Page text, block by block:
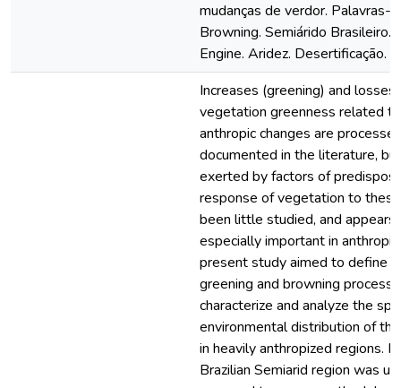
mudanças de verdor. Palavras-
Browning. Semiárido Brasileiro.
Engine. Aridez. Desertificação.
Increases (greening) and
vegetation greenness related
anthropic changes are
documented in the literature,
exerted by factors of
response of vegetation to
been little studied, and appears
especially important in
present study aimed to define
greening and browning
characterize and analyze the
environmental distribution of
in heavily anthropized regions.
Brazilian Semiarid region was